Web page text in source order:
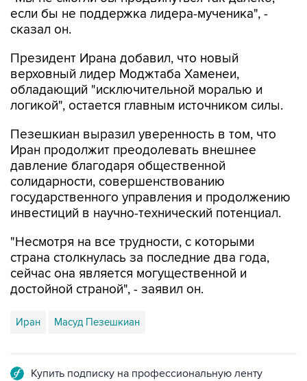
если бы не поддержка лидера-мученика", -
сказал он.
Президент Ирана добавил, что новый
верховный лидер Моджтаба Хаменеи,
обладающий "исключительной моралью и
логикой", остается главным источником силы.
Пезешкиан выразил уверенность в том, что
Иран продолжит преодолевать внешнее
давление благодаря общественной
солидарности, совершенствованию
государственного управления и продолжению
инвестиций в научно-технический потенциал.
"Несмотря на все трудности, с которыми
страна столкнулась за последние два года,
сейчас она является могущественной и
достойной страной", - заявил он.
Иран Масуд Пезешкиан
Купить подписку на профессиональную ленту